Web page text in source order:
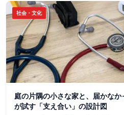
社会・文化
庭の片隅の小さな家と、届かな
が試す「支え合い」の設計図